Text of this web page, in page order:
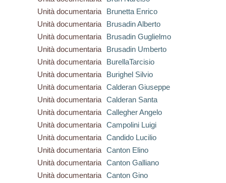
Unità documentaria
Brunetta Enrico
Unità documentaria
Brusadin Alberto
Unità documentaria
Brusadin Guglielmo
Unità documentaria
Brusadin Umberto
Unità documentaria
BurellaTarcisio
Unità documentaria
Burighel Silvio
Unità documentaria Calderan Giuseppe
Unità documentaria Calderan Santa
Unità documentaria Callegher Angelo
Unità documentaria Campolini Luigi
Unità documentaria Candido Lucilio
Unità documentaria Canton Elino
Unità documentaria Canton Galliano
Unità documentaria Canton Gino